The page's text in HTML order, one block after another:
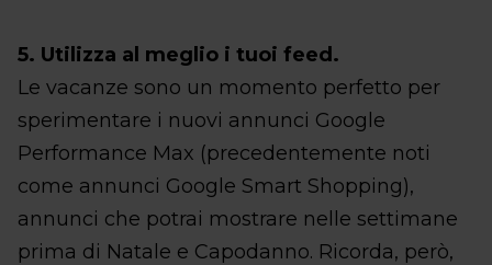
5. Utilizza al meglio i tuoi feed.
Le vacanze sono un momento perfetto per
sperimentare i nuovi annunci Google
Performance Max (precedentemente noti
come annunci Google Smart Shopping),
annunci che potrai mostrare nelle settimane
prima di Natale e Capodanno. Ricorda, però,